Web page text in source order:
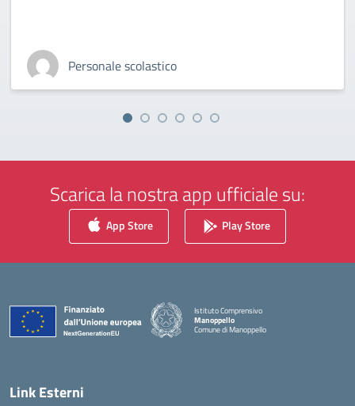
Personale scolastico
Scarica la nostra app ufficiale su:
App Store Play Store
Istituto Comprensivo
Manoppello
Comune di Manoppello
— Visita la pagina iniziale della scuola
Link Esterni